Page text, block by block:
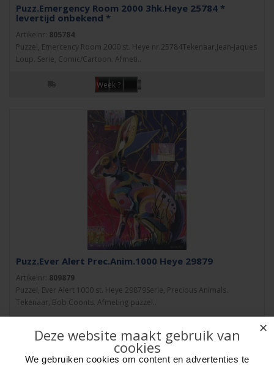
Puzz.Emergency Room 2000 3hk.Heye 25784 *
levertijd onbekend *
Artikelnr: 805784
Puzzel, Emercency Room 2000 st. Heye nr.25784Tekenaar,Jean-Jaques
Loup. Serie, Comic/Cartoon. Afmeti..
Week ?
Puzz.Ever Alert Prec.Anim.1000 Heye 29879
Artikelnr: 809879
Puzzel, Ever Alert 1000 st. Heye 29879Serie, Precious Animals.
Tekenaar, Bob Coonts. Afmeting puzzel..
✕
Deze website maakt gebruik van
cookies
We gebruiken cookies om content en advertenties te